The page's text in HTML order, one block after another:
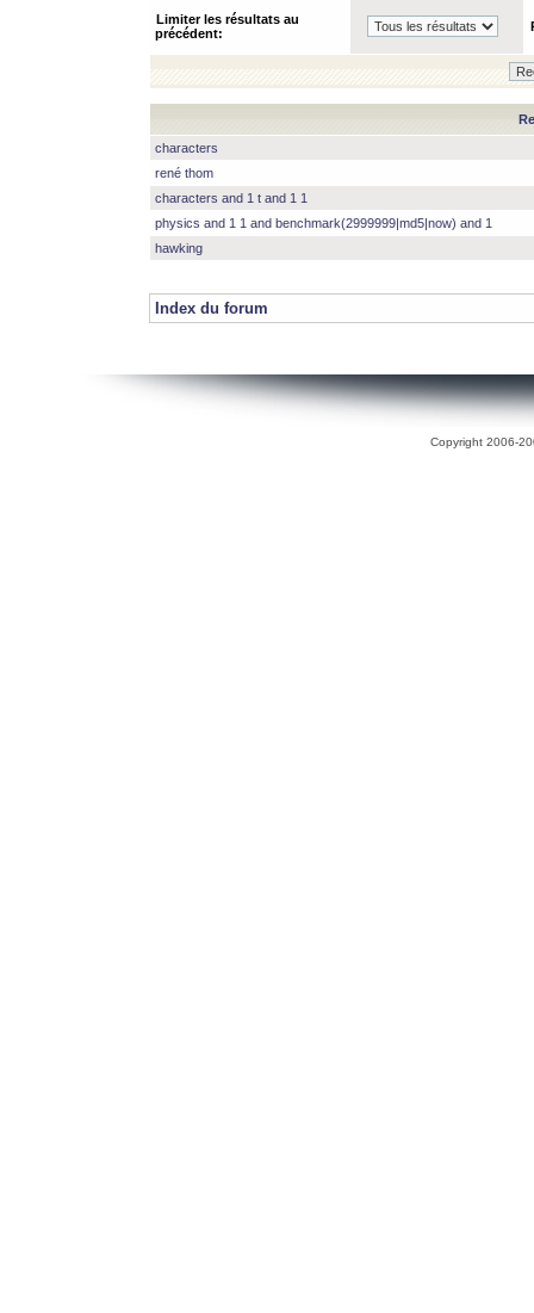
Limiter les résultats au
précédent:
characters
rené thom
characters and 1 t and 1 1
physics and 1 1 and benchmark(2999999|md5|now) and 1
hawking
Index du forum
Copyright 2006-